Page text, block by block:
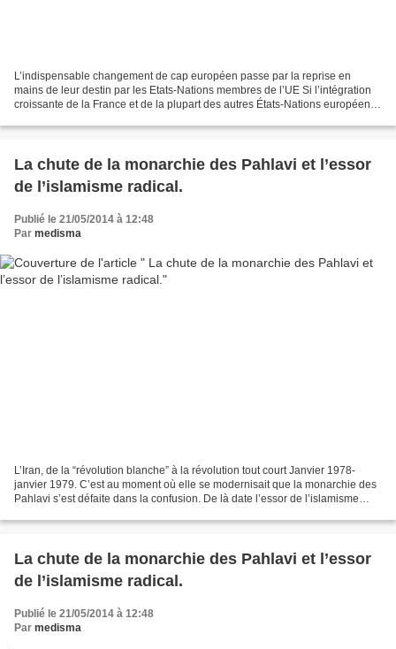
L’indispensable changement de cap européen passe par la reprise en
mains de leur destin par les Etats-Nations membres de l’UE Si l’intégration
croissante de la France et de la plupart des autres États-Nations européens
La chute de la monarchie des Pahlavi et l’essor
de l’islamisme radical.
Publié le 21/05/2014 à 12:48
Par medisma
L’Iran, de la “révolution blanche” à la révolution tout court Janvier 1978-
janvier 1979. C’est au moment où elle se modernisait que la monarchie des
Pahlavi s’est défaite dans la confusion. De là date l’essor de l’islamisme
La chute de la monarchie des Pahlavi et l’essor
de l’islamisme radical.
Publié le 21/05/2014 à 12:48
Par medisma